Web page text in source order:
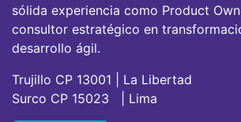
sólida experiencia como Product
consultor estratégico en
desarrollo ágil.
Trujillo CP 13001 | La Libertad
Surco CP 15023 | Lima